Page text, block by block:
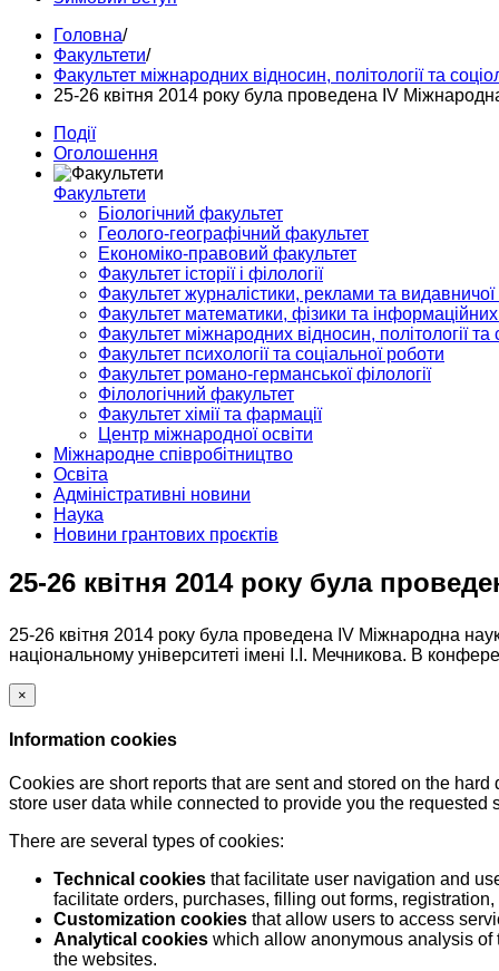
Головна/
Факультети/
Факультет міжнародних відносин, політології та
25-26 квітня 2014 року була проведена ІV
Події
Оголошення
Факультети
Біологічний факультет
Геолого-географічний факультет
Економіко-правовий факультет
Факультет історії і філології
Факультет журналістики, реклами та
Факультет математики, фізики та інформаційних
Факультет міжнародних відносин, політології та
Факультет психології та соціальної роботи
Факультет романо-германської філології
Філологічний факультет
Факультет хімії та фармації
Центр міжнародної освіти
Міжнародне співробітництво
Освіта
Адміністративні новини
Наука
Новини грантових проєктів
25-26 квітня 2014 року була
25-26 квітня 2014 року була проведена ІV Міжнародна
національному університеті імені І.І. Мечникова. В
×
Information cookies
Cookies are short reports that are sent and stored on the
store user data while connected to provide you the
There are several types of cookies:
Technical cookies that facilitate user navigation and
facilitate orders, purchases, filling out forms,
Customization cookies that allow users to access
Analytical cookies which allow anonymous analysis
the websites.